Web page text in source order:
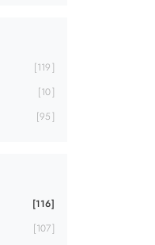
119
10
95
116
107